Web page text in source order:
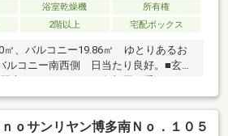
浴室乾燥機
所有権
2階以上 宅配ボックス
㎡、バルコニー19.86㎡ ゆとりあるお
ルコニー南西側 日当たり良好。■玄関
もご安心頂けます。■那珂川市立岩戸
3分！お子様の通学路もご安心頂けま
便利なトランクルームがございます。
ｏサンリヤン博多南Ｎｏ．１０５